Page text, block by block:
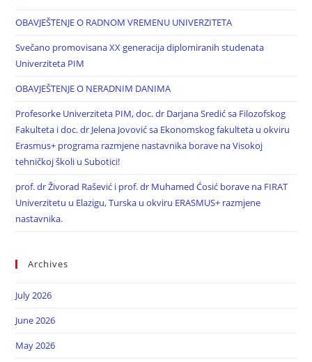
OBAVJEŠTENJE O RADNOM VREMENU UNIVERZITETA
Svečano promovisana XX generacija diplomiranih studenata
Univerziteta PIM
OBAVJEŠTENJE O NERADNIM DANIMA
Profesorke Univerziteta PIM, doc. dr Darjana Sredić sa Filozofskog
Fakulteta i doc. dr Jelena Jovović sa Ekonomskog fakulteta u okviru
Erasmus+ programa razmjene nastavnika borave na Visokoj
tehničkoj školi u Subotici!
prof. dr Živorad Rašević i prof. dr Muhamed Ćosić borave na FIRAT
Univerzitetu u Elazigu, Turska u okviru ERASMUS+ razmjene
nastavnika.
Archives
July 2026
June 2026
May 2026